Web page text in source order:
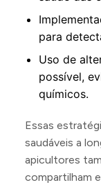
para
Uso de
possível,
químicos.
Essas
saudáveis a
apicultores
compartilham